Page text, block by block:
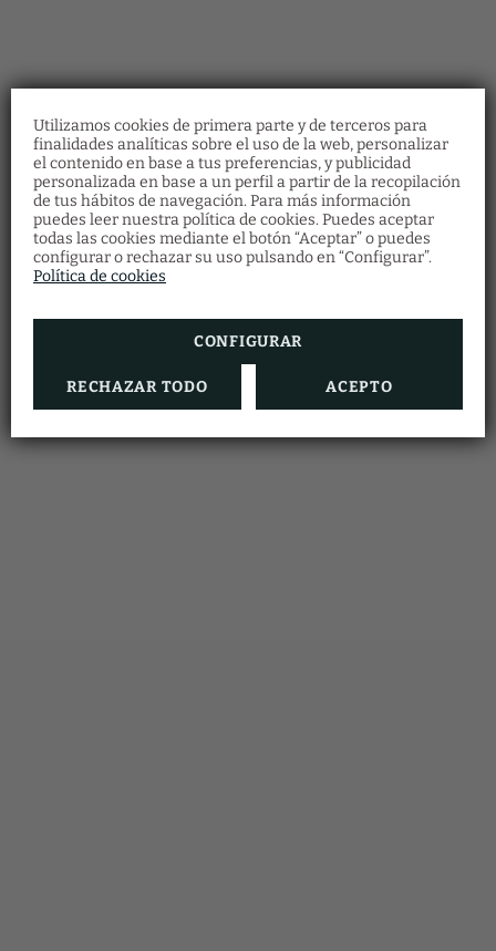
Utilizamos cookies de primera parte y de terceros para
finalidades analíticas sobre el uso de la web, personalizar
el contenido en base a tus preferencias, y publicidad
personalizada en base a un perfil a partir de la recopilación
de tus hábitos de navegación. Para más información
puedes leer nuestra política de cookies. Puedes aceptar
todas las cookies mediante el botón “Aceptar” o puedes
configurar o rechazar su uso pulsando en “Configurar”.
Política de cookies
CONFIGURAR
RECHAZAR TODO ACEPTO
Restaurante
Haz tu reserva en el restaurante
cumplimentando el formulario.
Bonos regalo
Descubre nuestros bonos regalo y ofrece a
tus seres queridos multitud de experiencias
VER MÁS